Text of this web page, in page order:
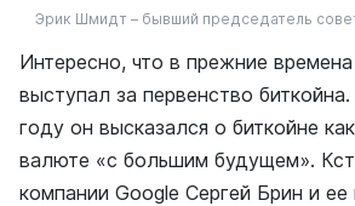
Эрик Шмидт – бывший председатель
Интересно, что в прежние
выступал за первенство
году он высказался о биткойне
валюте «с большим будущем».
компании Google Сергей Брин и